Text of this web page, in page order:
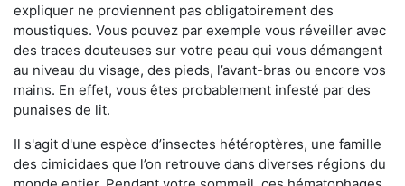
expliquer ne proviennent pas obligatoirement des
moustiques. Vous pouvez par exemple vous réveiller avec
des traces douteuses sur votre peau qui vous démangent
au niveau du visage, des pieds, l’avant-bras ou encore vos
mains. En effet, vous êtes probablement infesté par des
punaises de lit.
Il s'agit d'une espèce d’insectes hétéroptères, une famille
des cimicidaes que l’on retrouve dans diverses régions du